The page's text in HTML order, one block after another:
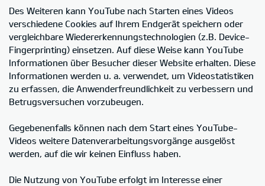
Des Weiteren kann YouTube nach Starten eines Videos
verschiedene Cookies auf Ihrem Endgerät speichern oder
vergleichbare Wiedererkennungstechnologien (z.B. Device-
Fingerprinting) einsetzen. Auf diese Weise kann YouTube
Informationen über Besucher dieser Website erhalten. Diese
Informationen werden u. a. verwendet, um Videostatistiken
zu erfassen, die Anwenderfreundlichkeit zu verbessern und
Betrugsversuchen vorzubeugen.
Gegebenenfalls können nach dem Start eines YouTube-
Videos weitere Datenverarbeitungsvorgänge ausgelöst
werden, auf die wir keinen Einfluss haben.
Die Nutzung von YouTube erfolgt im Interesse einer